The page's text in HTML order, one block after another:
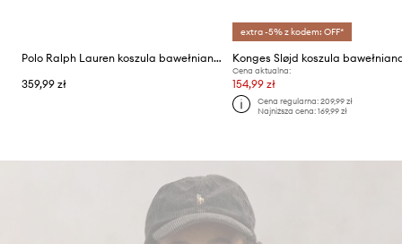
Polo Ralph Lauren koszula bawełniana dziecięca
359,99 zł
extra -5% z kodem: OFF*
Cena aktualna:
154,99 zł
Cena regularna: 209,99 zł
Najniższa cena: 169,99 zł